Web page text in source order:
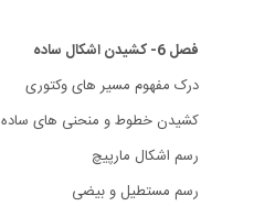
فصل 6- کشیدن اشکال ساده
درک مفهوم مسیر های وکتوری
کشیدن خطوط و منحنی های ساده
رسم اشکال مارپیچ
رسم مستطیل و بیضی